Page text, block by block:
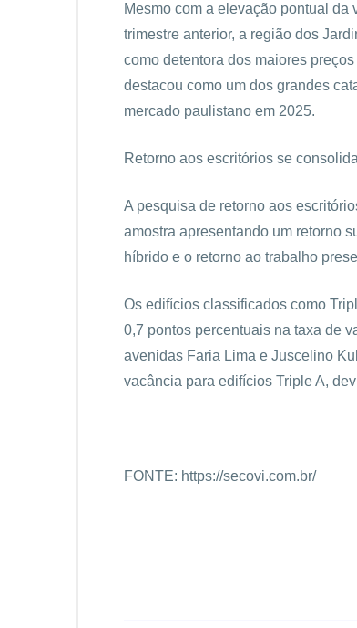
Mesmo com a elevação pontual
trimestre anterior, a região dos
como detentora dos maiores
destacou como um dos grandes
mercado paulistano em 2025.
Retorno aos escritórios se consolida
A pesquisa de retorno aos
amostra apresentando um retorno
híbrido e o retorno ao trabalho
Os edifícios classificados como
0,7 pontos percentuais na taxa de
avenidas Faria Lima e Juscelino
vacância para edifícios Triple A,
FONTE: https://secovi.com.br/